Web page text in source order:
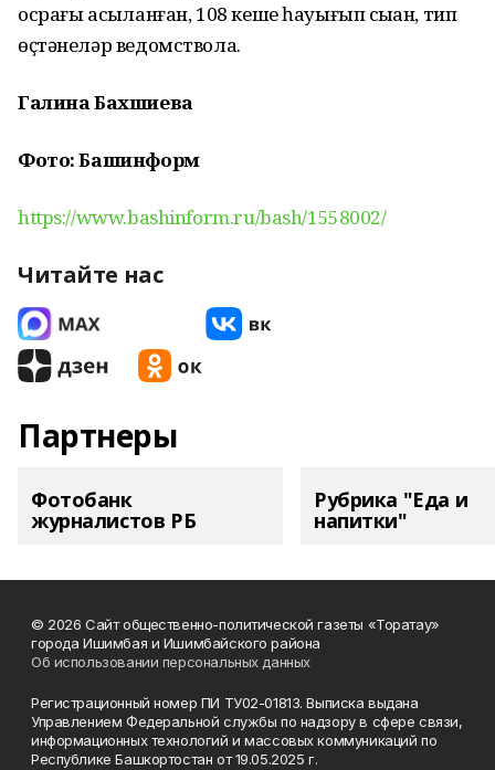
осрағы асыҡланған, 108 кеше һауығып сыҡҡан, тип
өҫтәнеләр ведомствола.
Галина Бахшиева
Фото: Башинформ
https://www.bashinform.ru/bash/1558002/
Читайте нас
Партнеры
Фотобанк
журналистов РБ
Рубрика "Еда и
напитки"
© 2026 Сайт общественно-политической газеты «Торатау»
города Ишимбая и Ишимбайского района
Об использовании персональных данных
Регистрационный номер ПИ ТУ02-01813. Выписка выдана
Управлением Федеральной службы по надзору в сфере связи,
информационных технологий и массовых коммуникаций по
Республике Башкортостан от 19.05.2025 г.